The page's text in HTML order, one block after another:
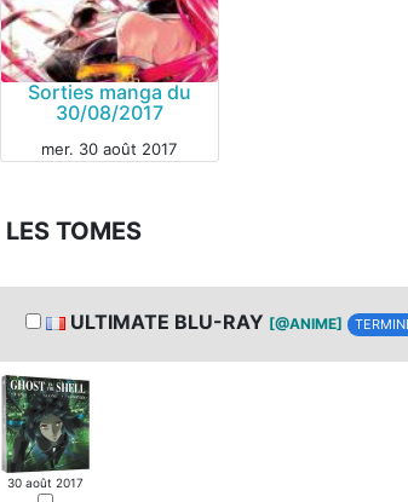
MANGA
Sorties manga du
30/08/2017
mer. 30 août 2017
LES TOMES
ULTIMATE BLU-RAY [@ANIME]
30 août 2017